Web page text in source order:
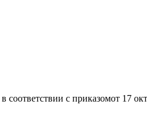
с приказомот 17